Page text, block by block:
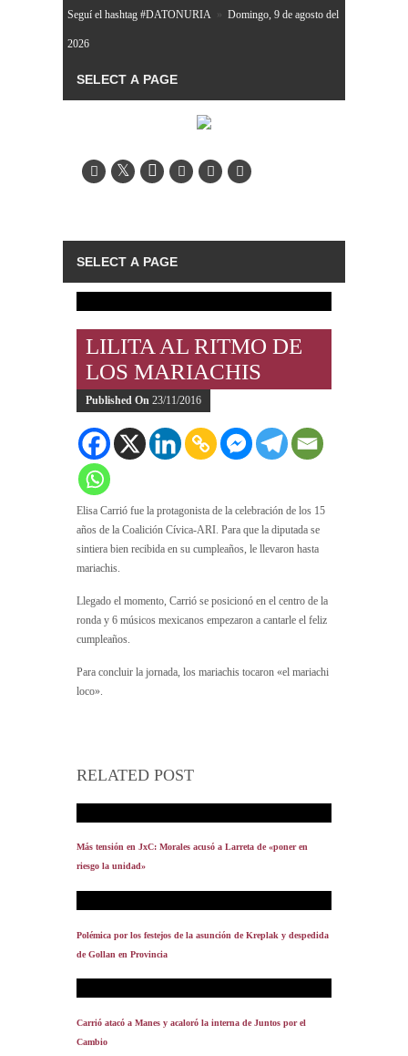
Seguí el hashtag #DATONURIA » Domingo, 9 de agosto del
2026
LILITA AL RITMO DE
LOS MARIACHIS
Published On 23/11/2016
Elisa Carrió fue la protagonista de la celebración de los 15
años de la Coalición Cívica-ARI. Para que la diputada se
sintiera bien recibida en su cumpleaños, le llevaron hasta
mariachis.
Llegado el momento, Carrió se posicionó en el centro de la
ronda y 6 músicos mexicanos empezaron a cantarle el feliz
cumpleaños.
Para concluir la jornada, los mariachis tocaron «el mariachi
loco».
RELATED POST
Más tensión en JxC: Morales acusó a Larreta de «poner en
riesgo la unidad»
Polémica por los festejos de la asunción de Kreplak y despedida
de Gollan en Provincia
Carrió atacó a Manes y acaloró la interna de Juntos por el
Cambio